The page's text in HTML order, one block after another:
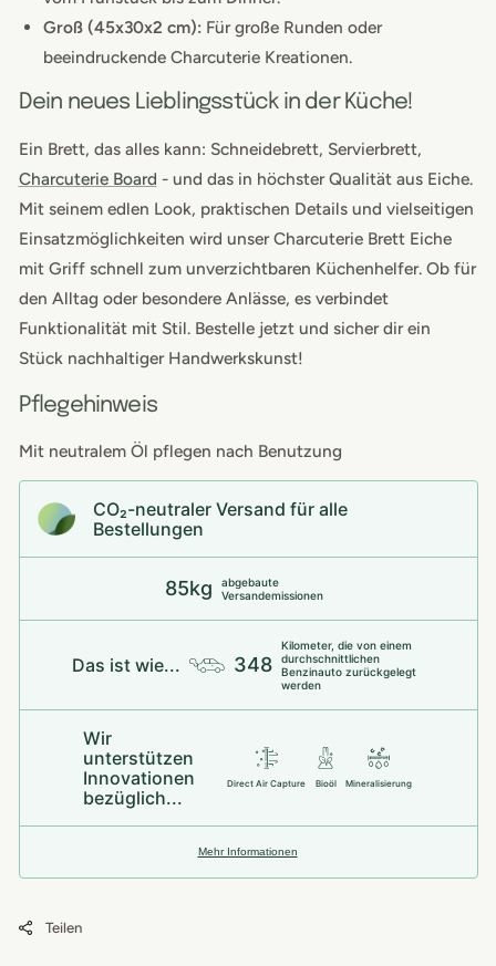
Groß (45x30x2 cm):Für große Runden oder
beeindruckende Charcuterie Kreationen.
Dein neues Lieblingsstück in der Küche!
Ein Brett, das alles kann: Schneidebrett, Servierbrett,
Charcuterie Board - und das in höchster Qualität aus Eiche.
Mit seinem edlen Look, praktischen Details und vielseitigen
Einsatzmöglichkeiten wird unser Charcuterie Brett Eiche
mit Griff schnell zum unverzichtbaren Küchenhelfer. Ob für
den Alltag oder besondere Anlässe, es verbindet
Funktionalität mit Stil. Bestelle jetzt und sicher dir ein
Stück nachhaltiger Handwerkskunst!
Pflegehinweis
Mit neutralem Öl pflegen nach Benutzung
CO₂-neu­t­raler Versand für alle
Bestellungen
85kg
abgebaute
Versandemissionen
Das ist wie... 348
Kilometer, die von einem
durchschnittlichen
Benzinauto zurückgelegt
werden
Wir
unterstützen
Innovationen
bezüglich...
Direct Air Capture Bioöl Mineralisierung
Mehr Informationen
Teilen